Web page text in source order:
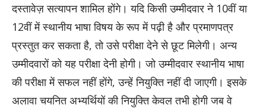
दस्तावेज़ सत्यापन शामिल होंगे। यदि किसी उम्मीदवार ने 10वीं या
12वीं में स्थानीय भाषा विषय के रूप में पढ़ी है और प्रमाणपत्र
प्रस्तुत कर सकता है, तो उसे परीक्षा देने से छूट मिलेगी। अन्य
उम्मीदवारों को यह परीक्षा देनी होगी। जो उम्मीदवार स्थानीय भाषा
की परीक्षा में सफल नहीं होंगे, उन्हें नियुक्ति नहीं दी जाएगी। इसके
अलावा चयनित अभ्यर्थियों की नियुक्ति केवल तभी होगी जब वे